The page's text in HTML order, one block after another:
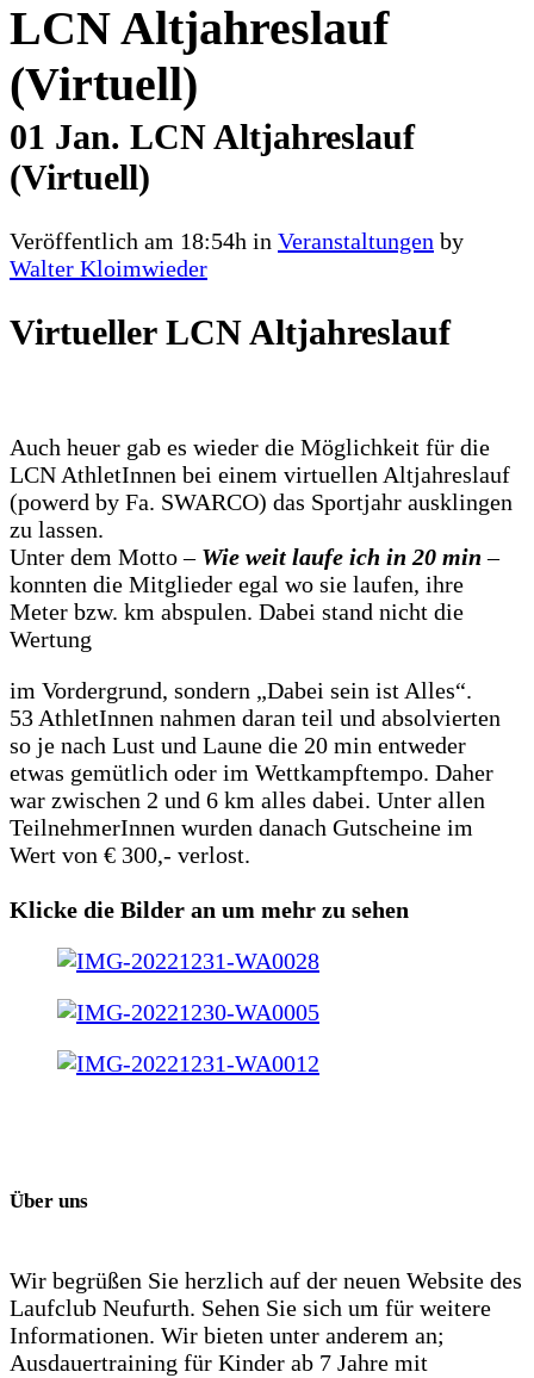
LCN Altjahreslauf
(Virtuell)
01 Jan. LCN Altjahreslauf
(Virtuell)
Veröffentlich am 18:54h in Veranstaltungen by
Walter Kloimwieder
Virtueller LCN Altjahreslauf
Auch heuer gab es wieder die Möglichkeit für die
LCN AthletInnen bei einem virtuellen Altjahreslauf
(powerd by Fa. SWARCO) das Sportjahr ausklingen
zu lassen.
Unter dem Motto – Wie weit laufe ich in 20 min –
konnten die Mitglieder egal wo sie laufen, ihre
Meter bzw. km abspulen. Dabei stand nicht die
Wertung
im Vordergrund, sondern „Dabei sein ist Alles“.
53 AthletInnen nahmen daran teil und absolvierten
so je nach Lust und Laune die 20 min entweder
etwas gemütlich oder im Wettkampftempo. Daher
war zwischen 2 und 6 km alles dabei. Unter allen
TeilnehmerInnen wurden danach Gutscheine im
Wert von € 300,- verlost.
Klicke die Bilder an um mehr zu sehen
Über uns
Wir begrüßen Sie herzlich auf der neuen Website des
Laufclub Neufurth. Sehen Sie sich um für weitere
Informationen. Wir bieten unter anderem an;
Ausdauertraining für Kinder ab 7 Jahre mit